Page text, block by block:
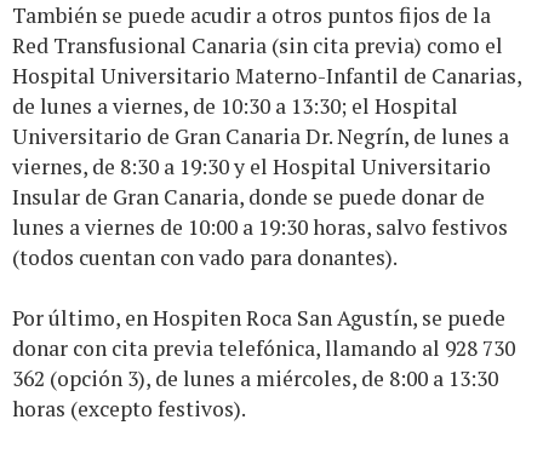
También se puede acudir a otros puntos fijos de la
Red Transfusional Canaria (sin cita previa) como el
Hospital Universitario Materno-Infantil de Canarias,
de lunes a viernes, de 10:30 a 13:30; el Hospital
Universitario de Gran Canaria Dr. Negrín, de lunes a
viernes, de 8:30 a 19:30 y el Hospital Universitario
Insular de Gran Canaria, donde se puede donar de
lunes a viernes de 10:00 a 19:30 horas, salvo festivos
(todos cuentan con vado para donantes).
Por último, en Hospiten Roca San Agustín, se puede
donar con cita previa telefónica, llamando al 928 730
362 (opción 3), de lunes a miércoles, de 8:00 a 13:30
horas (excepto festivos).